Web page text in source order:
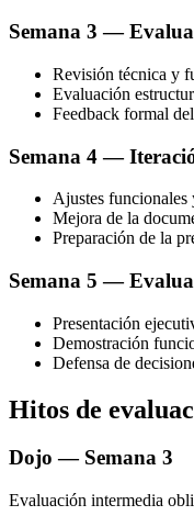
Semana 3 —
Revisión técnica y
Evaluación
Feedback formal
Semana 4 —
Ajustes funcionales
Mejora de la
Preparación de la
Semana 5 —
Presentación
Demostración
Defensa de
Hitos de
Dojo — Semana 3
Evaluación intermedia